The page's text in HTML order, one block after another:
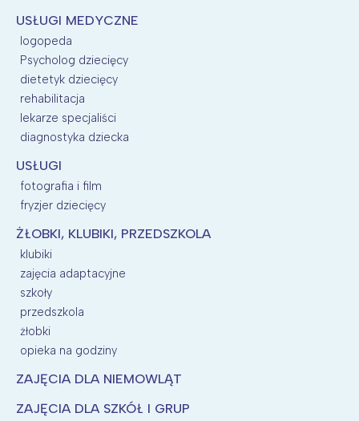
USŁUGI MEDYCZNE
logopeda
Psycholog dziecięcy
dietetyk dziecięcy
rehabilitacja
lekarze specjaliści
diagnostyka dziecka
USŁUGI
fotografia i film
fryzjer dziecięcy
ŻŁOBKI, KLUBIKI, PRZEDSZKOLA
klubiki
zajęcia adaptacyjne
szkoły
przedszkola
żłobki
opieka na godziny
ZAJĘCIA DLA NIEMOWLĄT
ZAJĘCIA DLA SZKÓŁ I GRUP